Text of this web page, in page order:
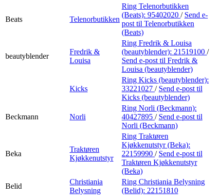
Beats Telenorbutikken
Ring Telenorbutikken
(Beats): 95402020 / Send e-
post til Telenorbutikken
(Beats)
beautyblender
Fredrik &
Louisa
Ring Fredrik & Louisa
(beautyblender): 21519100 /
Send e-post til Fredrik &
Louisa (beautyblender)
Kicks
Ring Kicks (beautyblender):
33221027 / Send e-post til
Kicks (beautyblender)
Beckmann Norli
Ring Norli (Beckmann):
40427895 / Send e-post til
Norli (Beckmann)
Beka
Traktøren
Kjøkkenutstyr
Ring Traktøren
Kjøkkenutstyr (Beka):
22159990 / Send e-post til
Traktøren Kjøkkenutstyr
(Beka)
Belid
Christiania
Belysning
Ring Christiania Belysning
(Belid): 22151810